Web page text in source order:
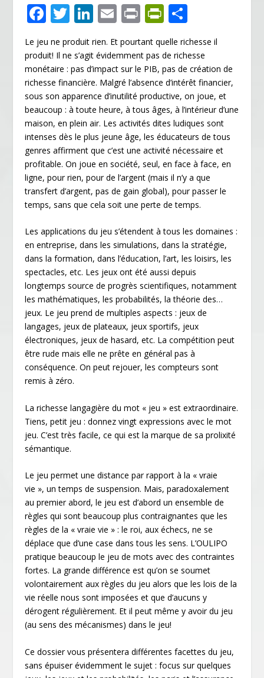
F
e
b
o
o
k
T
w
itt
er
Li
n
k
e
dI
n
E
ai
l
Pr
in
t
Pr
in
tF
ri
e
n
dl
y
ar
ta
g
er
Le jeu ne produit rien. Et pourtant quelle richesse il
produit! Il ne s’agit évidemment pas de richesse
monétaire : pas d’impact sur le PIB, pas de création de
richesse financière. Malgré l’absence d’intérêt financier,
sous son apparence d’inutilité productive, on joue, et
beaucoup : à toute heure, à tous âges, à l’intérieur d’une
maison, en plein air. Les activités dites ludiques sont
intenses dès le plus jeune âge, les éducateurs de tous
genres affirment que c’est une activité nécessaire et
profitable. On joue en société, seul, en face à face, en
ligne, pour rien, pour de l’argent (mais il n’y a que
transfert d’argent, pas de gain global), pour passer le
temps, sans que cela soit une perte de temps.
Les applications du jeu s’étendent à tous les domaines :
en entreprise, dans les simulations, dans la stratégie,
dans la formation, dans l’éducation, l’art, les loisirs, les
spectacles, etc. Les jeux ont été aussi depuis
longtemps source de progrès scientifiques, notamment
les mathématiques, les probabilités, la théorie des…
jeux. Le jeu prend de multiples aspects : jeux de
langages, jeux de plateaux, jeux sportifs, jeux
électroniques, jeux de hasard, etc. La compétition peut
être rude mais elle ne prête en général pas à
conséquence. On peut rejouer, les compteurs sont
remis à zéro.
La richesse langagière du mot « jeu » est extraordinaire.
Tiens, petit jeu : donnez vingt expressions avec le mot
jeu. C’est très facile, ce qui est la marque de sa prolixité
sémantique.
Le jeu permet une distance par rapport à la « vraie
vie », un temps de suspension. Mais, paradoxalement
au premier abord, le jeu est d’abord un ensemble de
règles qui sont beaucoup plus contraignantes que les
règles de la « vraie vie » : le roi, aux échecs, ne se
déplace que d’une case dans tous les sens. L’OULIPO
pratique beaucoup le jeu de mots avec des contraintes
fortes. La grande différence est qu’on se soumet
volontairement aux règles du jeu alors que les lois de la
vie réelle nous sont imposées et que d’aucuns y
dérogent régulièrement. Et il peut même y avoir du jeu
(au sens des mécanismes) dans le jeu!
Ce dossier vous présentera différentes facettes du jeu,
sans épuiser évidemment le sujet : focus sur quelques